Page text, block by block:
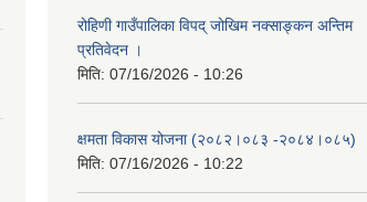
रोहिणी गाउँपालिका विपद् जोखिम नक्साङ्कन अन्तिम
प्रतिवेदन ।
मिति: 07/16/2026 - 10:26
क्षमता विकास योजना (२०८२।०८३‍ -२०८४।०८५)
मिति: 07/16/2026 - 10:22